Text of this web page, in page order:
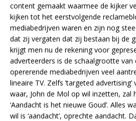
content gemaakt waarmee de kijker
kijken tot het eerstvolgende
mediabedrijven waren en zijn nog
dat zij vergaten dat zij bestaan bij de
krijgt men nu de rekening voor
adverteerders is de schaalgrootte van
opererende mediabedrijven veel
lineaire TV. Zelfs ’targeted
waar, John de Mol op wil inzetten,
‘Aandacht is het nieuwe Goud’. Alles
wil is ‘aandacht’, oprechte aandacht.